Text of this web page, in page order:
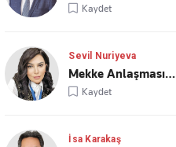
Kaydet
Sevil Nuriyeva
Mekke Anlaşması…
Kaydet
İsa Karakaş